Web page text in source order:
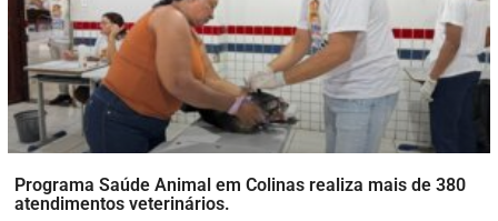
Programa Saúde Animal em Colinas realiza mais de 380
atendimentos veterinários.